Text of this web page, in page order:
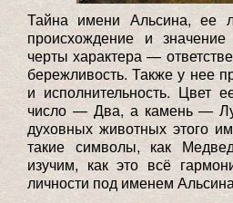
Тайна имени Альсина, ее
происхождение и
черты характера —
бережливость. Также у нее
и исполнительность. Цвет
число — Два, а камень —
духовных животных этого
такие символы, как
изучим, как это всё
личности под именем